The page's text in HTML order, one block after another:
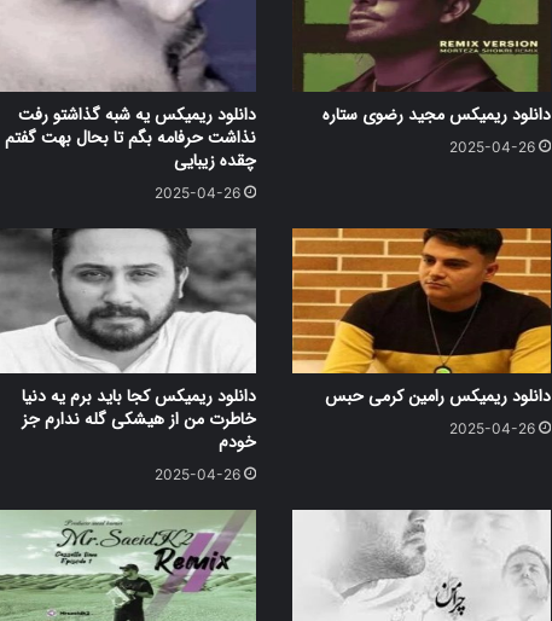
دانلود ریمیکس مجید رضوی ستاره
2025-04-26
دانلود ریمیکس یه شبه گذاشتو رفت
نذاشت حرفامه بگم تا بحال بهت گفتم
چقده زیبایی
2025-04-26
دانلود ریمیکس رامین کرمی حبس
2025-04-26
دانلود ریمیکس کجا باید برم یه دنیا
خاطرت من از هیشکی گله ندارم جز
خودم
2025-04-26